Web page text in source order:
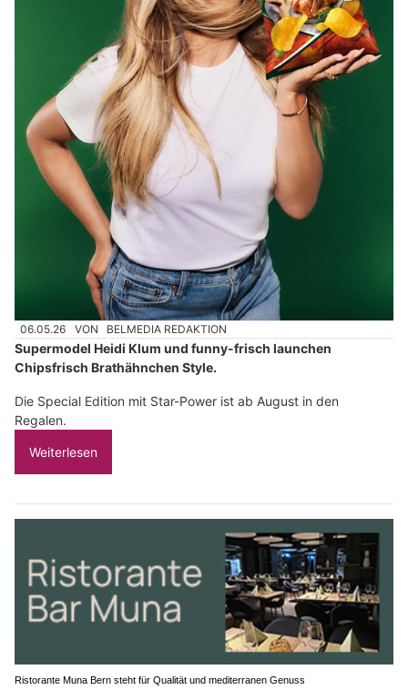
06.05.26 VON BELMEDIA REDAKTION
Supermodel Heidi Klum und funny-frisch launchen
Chipsfrisch Brathähnchen Style.
Die Special Edition mit Star-Power ist ab August in den
Regalen.
Weiterlesen
Ristorante Muna Bern steht für Qualität und mediterranen Genuss